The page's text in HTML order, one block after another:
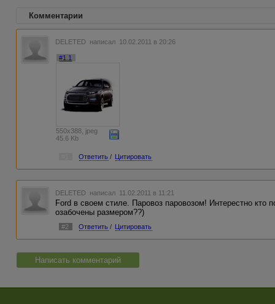
Комментарии
DELETED написал 10.02.2011 в 20:26
#1.1
550x388, jpeg
45.6 Kb
Ответить / Цитировать
DELETED написал 11.02.2011 в 11:21
Ford в своем стиле. Паровоз паровозом! Интерестно кто
озабочены размером??)
#2 Ответить / Цитировать
Написать комментарий